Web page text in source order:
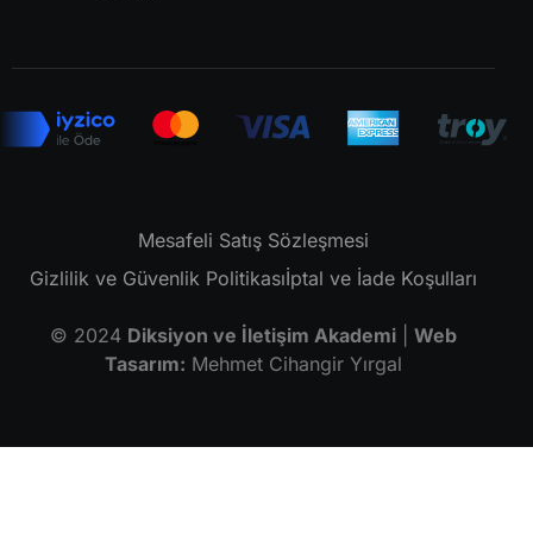
© 2024 Diksiyon ve İletişim Akademi| Web
Tasarım: Mehmet Cihangir Yırgal
Mesafeli Satış Sözleşmesi
Gizlilik ve Güvenlik Politikasıİptal ve İade Koşulları